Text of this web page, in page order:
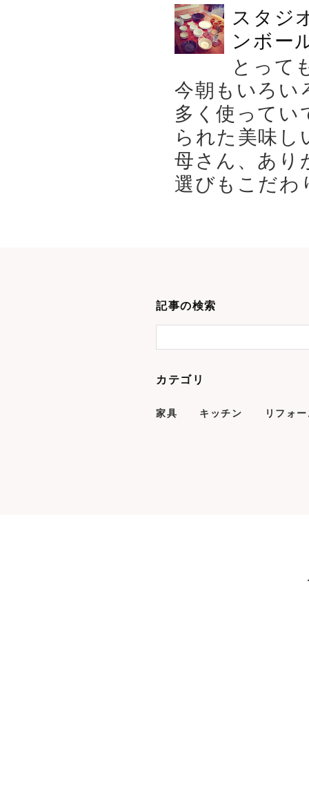
スタジ
ンボー
とって
今朝もいろい
多く使ってい
られた美味
母さん、あり
選びもこだ
記事の検索
カテゴリ
家具 キッチン リフォ